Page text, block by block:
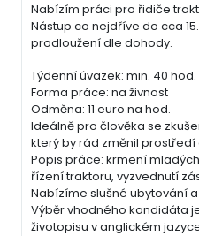
Nabízím práci pro řidiče
Nástup co nejdříve do cca
prodloužení dle dohody.
Týdenní úvazek: min. 40 hod.
Forma práce: na živnost
Odměna: 11 euro na hod.
Ideálně pro člověka se
který by rád změnil
Popis práce: krmení
řízení traktoru, vyzvednutí
Nabízíme slušné ubytování
Výběr vhodného kandidáta
životopisu v anglickém